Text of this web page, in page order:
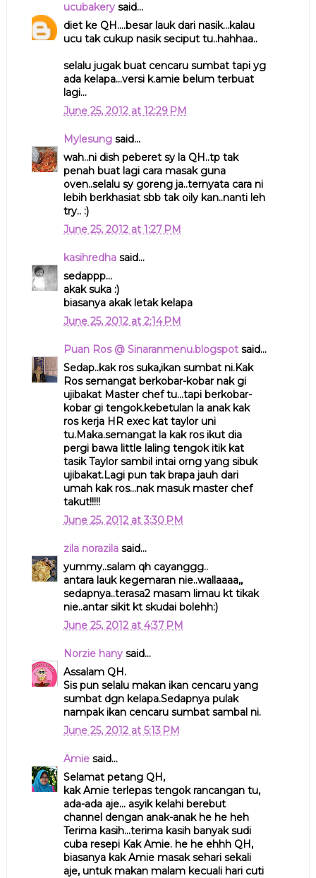
ucubakerysaid...
diet ke QH....besar lauk dari nasik...kalau
ucu tak cukup nasik seciput tu..hahhaa..
selalu jugak buat cencaru sumbat tapi yg
ada kelapa...versi k.amie belum terbuat
lagi...
June 25, 2012 at 12:29 PM
Mylesungsaid...
wah..ni dish peberet sy la QH..tp tak
penah buat lagi cara masak guna
oven..selalu sy goreng ja..ternyata cara ni
lebih berkhasiat sbb tak oily kan..nanti leh
try.. :)
June 25, 2012 at 1:27 PM
kasihredhasaid...
sedappp...
akak suka :)
biasanya akak letak kelapa
June 25, 2012 at 2:14 PM
Puan Ros @ Sinaranmenu.blogspotsaid...
Sedap..kak ros suka,ikan sumbat ni.Kak
Ros semangat berkobar-kobar nak gi
ujibakat Master chef tu...tapi berkobar-
kobar gi tengok.kebetulan la anak kak
ros kerja HR exec kat taylor uni
tu.Maka.semangat la kak ros ikut dia
pergi bawa little laling tengok itik kat
tasik Taylor sambil intai orng yang sibuk
ujibakat.Lagi pun tak brapa jauh dari
umah kak ros...nak masuk master chef
takut!!!!!
June 25, 2012 at 3:30 PM
zila norazilasaid...
yummy..salam qh cayanggg..
antara lauk kegemaran nie..wallaaaa,,
sedapnya..terasa2 masam limau kt tikak
nie..antar sikit kt skudai bolehh:)
June 25, 2012 at 4:37 PM
Norzie hanysaid...
Assalam QH.
Sis pun selalu makan ikan cencaru yang
sumbat dgn kelapa.Sedapnya pulak
nampak ikan cencaru sumbat sambal ni.
June 25, 2012 at 5:13 PM
Amiesaid...
Selamat petang QH,
kak Amie terlepas tengok rancangan tu,
ada-ada aje... asyik kelahi berebut
channel dengan anak-anak he he heh
Terima kasih...terima kasih banyak sudi
cuba resepi Kak Amie. he he ehhh QH,
biasanya kak Amie masak sehari sekali
aje, untuk makan malam kecuali hari cuti